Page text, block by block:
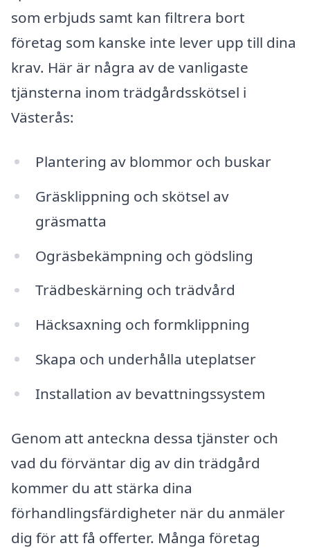
som erbjuds samt kan filtrera bort
företag som kanske inte lever upp till dina
krav. Här är några av de vanligaste
tjänsterna inom trädgårdsskötsel i
Västerås:
Plantering av blommor och buskar
Gräsklippning och skötsel av
gräsmatta
Ogräsbekämpning och gödsling
Trädbeskärning och trädvård
Häcksaxning och formklippning
Skapa och underhålla uteplatser
Installation av bevattningssystem
Genom att anteckna dessa tjänster och
vad du förväntar dig av din trädgård
kommer du att stärka dina
förhandlingsfärdigheter när du anmäler
dig för att få offerter. Många företag